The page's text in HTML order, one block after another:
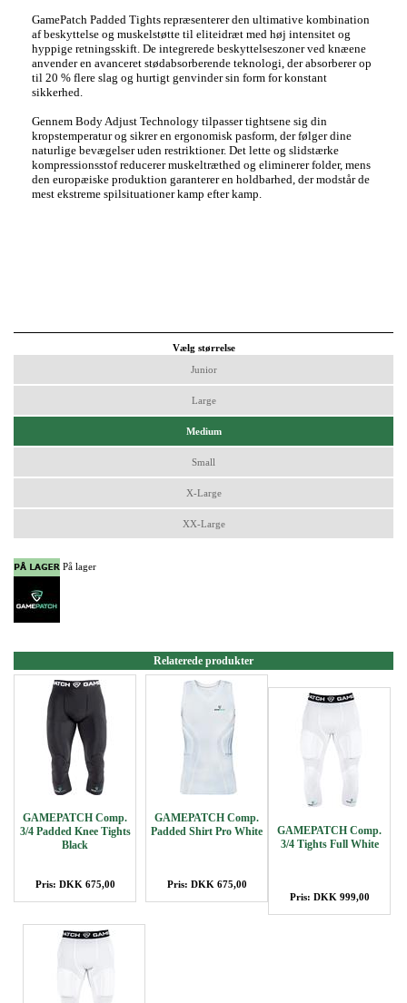
GamePatch Padded Tights repræsenterer den ultimative kombination
af beskyttelse og muskelstøtte til eliteidræt med høj intensitet og
hyppige retningsskift. De integrerede beskyttelseszoner ved knæene
anvender en avanceret stødabsorberende teknologi, der absorberer op
til 20 % flere slag og hurtigt genvinder sin form for konstant
sikkerhed.
Gennem Body Adjust Technology tilpasser tightsene sig din
kropstemperatur og sikrer en ergonomisk pasform, der følger dine
naturlige bevægelser uden restriktioner. Det lette og slidstærke
kompressionsstof reducerer muskeltræthed og eliminerer folder, mens
den europæiske produktion garanterer en holdbarhed, der modstår de
mest ekstreme spilsituationer kamp efter kamp.
Vælg størrelse
Junior
Large
Medium
Small
X-Large
XX-Large
På lager
Relaterede produkter
GAMEPATCH Comp.
3/4 Padded Knee Tights
Black
Pris: DKK 675,00
GAMEPATCH Comp.
Padded Shirt Pro White
Pris: DKK 675,00
GAMEPATCH Comp.
3/4 Tights Full White
Pris: DKK 999,00